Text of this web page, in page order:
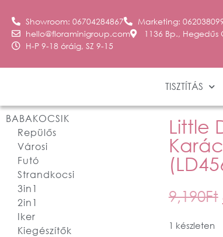
Showroom: 06704284867
Marketing:
hello@floraminigroup.com
1136 Bp.,
H-P 9-18 óráig, SZ 9-15
TISZTÍTÁS
BABAKOCSIK
Repülős
Városi
Futó
Strandkocsi
3in1
2in1
Iker
Kiegészítők
Little
9,190Ft
1 készleten